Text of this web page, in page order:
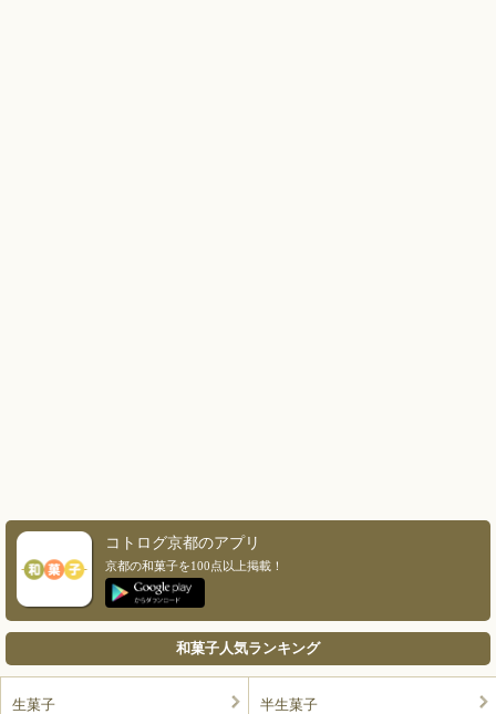
コトログ京都のアプリ
京都の和菓子を100点以上掲載！
和菓子人気ランキング
生菓子 半生菓子